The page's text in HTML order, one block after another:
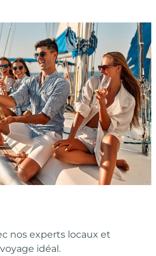
nos experts locaux et
idéal.